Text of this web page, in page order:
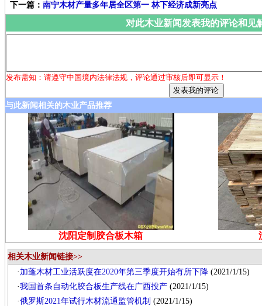
下一篇： 南宁木材产量多年居全区第一 林下经济成新亮点
对此木业新闻发表我的评论和见
发布需知：请遵守中国境内法律法规，评论通过审核后即可显示！
与此新闻相关的木业产品推荐
沈阳定制胶合板木箱
相关木业新闻链接>>
· 加蓬木材工业活跃度在2020年第三季度开始有所下降 (2021/1/15)
·我国首条自动化胶合板生产线在广西投产 (2021/1/15)
·俄罗斯2021年试行木材流通监管机制 (2021/1/15)